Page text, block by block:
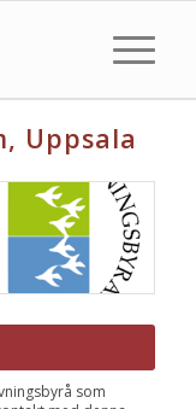
Uppsala
som